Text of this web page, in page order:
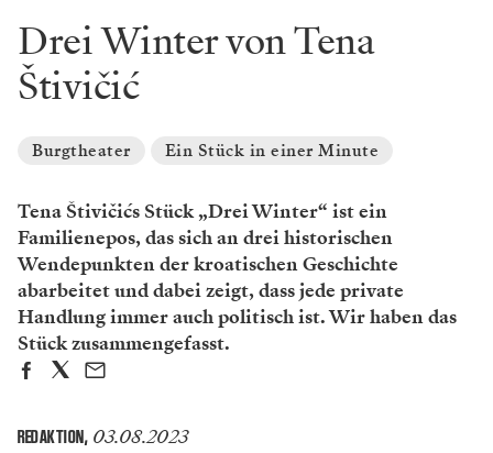
Drei Winter von Tena
Štivičić
Burgtheater Ein Stück in einer Minute
Tena Štivičićs Stück „Drei Winter“ ist ein
Familienepos, das sich an drei historischen
Wendepunkten der kroatischen Geschichte
abarbeitet und dabei zeigt, dass jede private
Handlung immer auch politisch ist. Wir haben das
Stück zusammengefasst.
REDAKTION, 03.08.2023